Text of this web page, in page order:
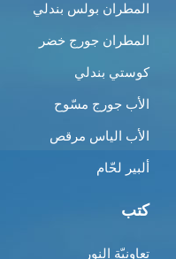
المطران بولس بندلي
المطران جورج خضر
كوستي بندلي
الأب جورج مسّوح
الأب الياس مرقص
ألبير لحّام
كتب
تعاونيّة النور